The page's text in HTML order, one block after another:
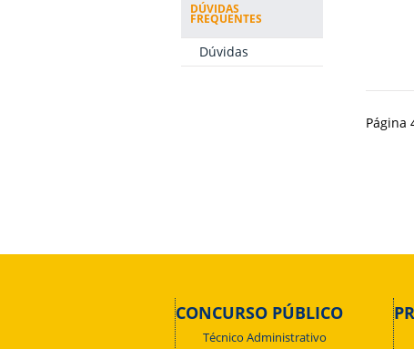
DÚVIDAS
FREQUENTES
Dúvidas
Página
CONCURSO PÚBLICO
Técnico Administrativo